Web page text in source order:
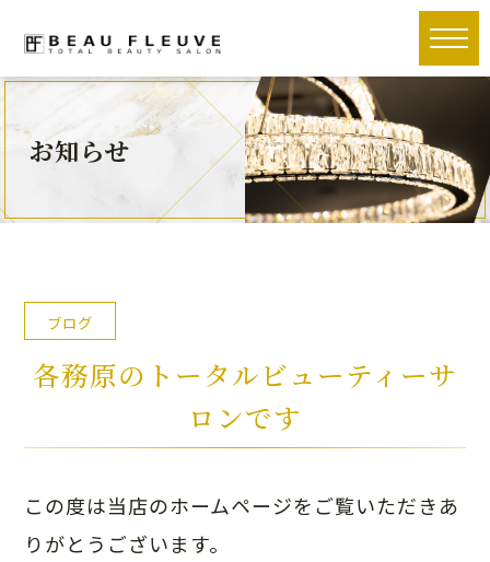
toggle
お知らせ
ブログ
各務原のトータルビューティーサ
ロンです
この度は当店のホームページをご覧いただきあ
りがとうございます。